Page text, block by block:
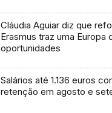
Cláudia Aguiar diz que
Erasmus traz uma Europa
oportunidades
Salários até 1.136 euros
retenção em agosto e